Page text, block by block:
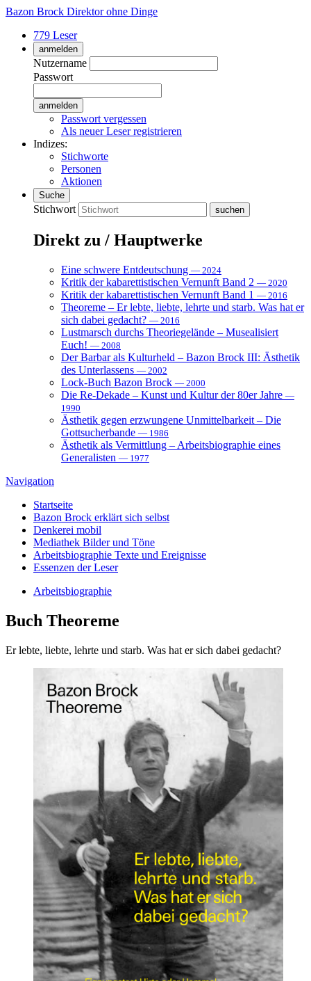
Bazon Brock Direktor ohne Dinge
779 Leser
anmelden
Nutzername
Passwort
Passwort vergessen
Als neuer Leser registrieren
Indizes:
Stichworte
Personen
Aktionen
Suche
Stichwort
Direkt zu / Hauptwerke
Eine schwere Entdeutschung — 2024
Kritik der kabarettistischen Vernunft Band 2 — 2020
Kritik der kabarettistischen Vernunft Band 1 — 2016
Theoreme – Er lebte, liebte, lehrte und starb. Was hat er
sich dabei gedacht? — 2016
Lustmarsch durchs Theoriegelände – Musealisiert
Euch! — 2008
Der Barbar als Kulturheld – Bazon Brock III: Ästhetik
des Unterlassens — 2002
Lock-Buch Bazon Brock — 2000
Die Re-Dekade – Kunst und Kultur der 80er Jahre —
1990
Ästhetik gegen erzwungene Unmittelbarkeit – Die
Gottsucherbande — 1986
Ästhetik als Vermittlung – Arbeitsbiographie eines
Generalisten — 1977
Navigation
Startseite
Bazon Brock erklärt sich selbst
Denkerei mobil
Mediathek Bilder und Töne
Arbeitsbiographie Texte und Ereignisse
Essenzen der Leser
Arbeitsbiographie
Buch Theoreme
Er lebte, liebte, lehrte und starb. Was hat er sich dabei gedacht?